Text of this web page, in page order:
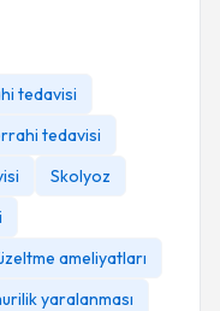
tedavisi
tedavisi
Skolyoz
ameliyatları
yaralanması